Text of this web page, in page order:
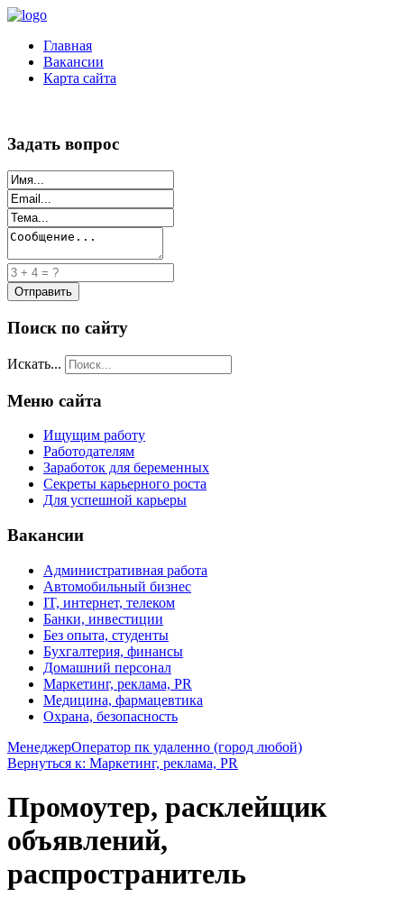
Главная
Вакансии
Карта сайта
Задать вопрос
Поиск по сайту
Искать...
Меню сайта
Ищущим работу
Работодателям
Заработок для беременных
Секреты карьерного роста
Для успешной карьеры
Вакансии
Административная работа
Автомобильный бизнес
IT, интернет, телеком
Банки, инвестиции
Без опыта, студенты
Бухгалтерия, финансы
Домашний персонал
Маркетинг, реклама, PR
Медицина, фармацевтика
Охрана, безопасность
МенеджерОператор пк удаленно (город любой)
Вернуться к: Маркетинг, реклама, PR
Промоутер, расклейщик
объявлений,
распространитель